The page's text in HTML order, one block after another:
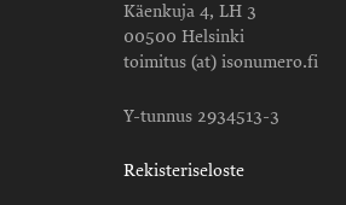
Käenkuja 4, LH 3
00500 Helsinki
toimitus (at) isonumero.fi
Y-tunnus 2934513-3
Rekisteriseloste